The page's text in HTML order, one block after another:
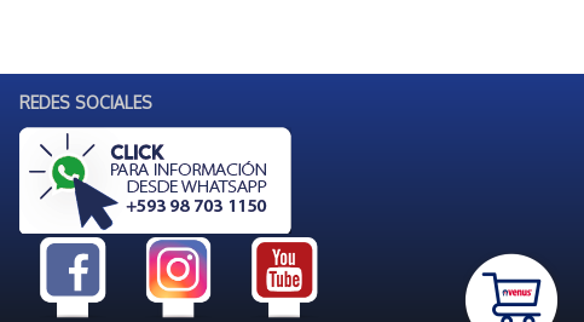
REDES SOCIALES